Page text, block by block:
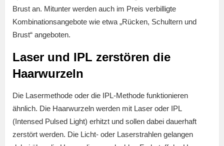
Brust an. Mitunter werden auch im Preis verbilligte
Kombinationsangebote wie etwa „Rücken, Schultern und
Brust“ angeboten.
Laser und IPL zerstören die
Haarwurzeln
Die Lasermethode oder die IPL-Methode funktionieren
ähnlich. Die Haarwurzeln werden mit Laser oder IPL
(Intensed Pulsed Light) erhitzt und sollen dabei dauerhaft
zerstört werden. Die Licht- oder Laserstrahlen gelangen